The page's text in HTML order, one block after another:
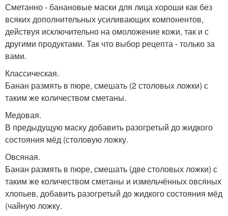
Сметанно - банановые маски для лица хороши как без
всяких дополнительных усиливающих компонентов,
действуя исключительно на омоложение кожи, так и с
другими продуктами. Так что выбор рецепта - только за
вами.
Классическая.
Банан размять в пюре, смешать (2 столовых ложки) с
таким же количеством сметаны.
Медовая.
В предыдущую маску добавить разогретый до жидкого
состояния мёд (столовую ложку.
Овсяная.
Банан размять в пюре, смешать (две столовых ложки) с
таким же количеством сметаны и измельчённых овсяных
хлопьев, добавить разогретый до жидкого состояния мёд
(чайную ложку.